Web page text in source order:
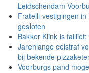
Leidschendam-
Fratelli-vestigingen
gesloten
Bakker Klink is
Jarenlange celstraf
bij bekende
Voorburgs pand